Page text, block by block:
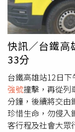
大量延誤班次，列
前留意台鐵最新
形。
業，並將請職安單
免類似情況再度
列車長在台鐵服務
返家休養，後續公
快訊／台鐵
33分
台鐵高雄站12日
強號撞擊，再從列
分鐘，後續將交由
珍惜生命，勿侵入
客行程及社會大眾